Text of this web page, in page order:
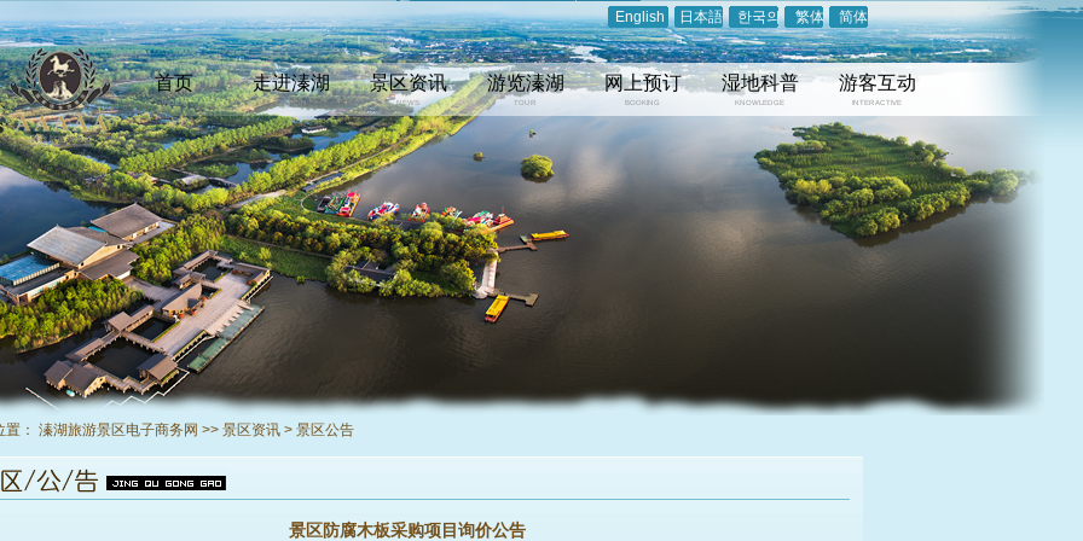
English 日本語 한국의 繁体 简体
首页
INDEX
走进溱湖
COMEIN
景区资讯
NEWS
游览溱湖
TOUR
网上预订
BOOKING
湿地科普
KNOWLEDGE
游客互动
INTERACTIVE
置： 溱湖旅游景区电子商务网 >> 景区资讯 > 景区公告
景区防腐木板采购项目询价公告